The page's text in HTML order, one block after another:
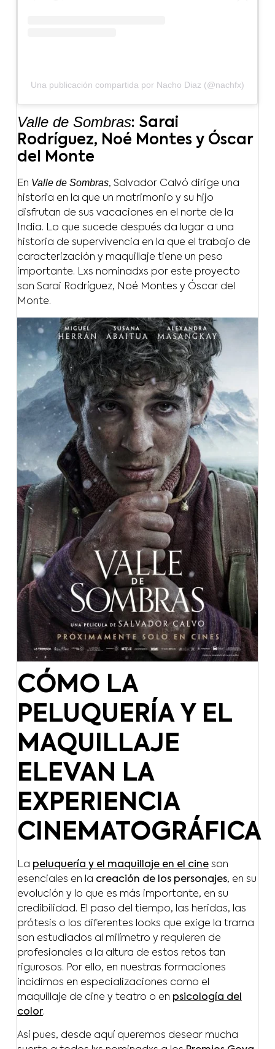
Una publicación compartida por Nacho Diaz (@nachfx)
Valle de Sombras: Sarai
Rodríguez, Noé Montes y Óscar
del Monte
En Valle de Sombras, Salvador Calvó dirige una
historia en la que un matrimonio y su hijo
disfrutan de sus vacaciones en el norte de la
India. Lo que sucede después da lugar a una
historia de supervivencia en la que el trabajo de
caracterización y maquillaje tiene un peso
importante. Lxs nominadxs por este proyecto
son Sarai Rodríguez, Noé Montes y Óscar del
Monte.
CÓMO LA
PELUQUERÍA Y EL
MAQUILLAJE
ELEVAN LA
EXPERIENCIA
CINEMATOGRÁFICA
La peluquería y el maquillaje en el cineson
esenciales en la creación de los personajes, en su
evolución y lo que es más importante, en su
credibilidad. El paso del tiempo, las heridas, las
prótesis o los diferentes looks que exige la trama
son estudiados al milímetro y requieren de
profesionales a la altura de estos retos tan
rigurosos. Por ello, en nuestras formaciones
incidimos en especializaciones como el
maquillaje de cine y teatro o en psicología del
color.
Así pues, desde aquí queremos desear mucha